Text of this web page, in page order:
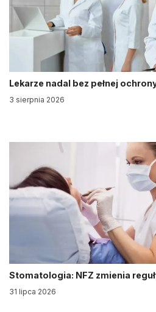
Lekarze nadal bez pełnej
3 sierpnia 2026
Stomatologia: NFZ zmienia
31 lipca 2026